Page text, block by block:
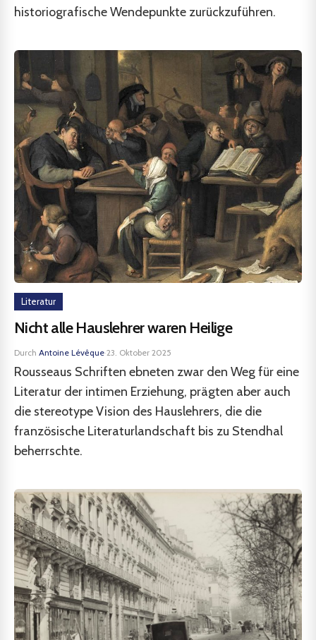
historiografische Wendepunkte zurückzuführen.
Literatur
Nicht alle Hauslehrer waren Heilige
Durch Antoine Lévêque·23. Oktober 2025
Rousseaus Schriften ebneten zwar den Weg für eine
Literatur der intimen Erziehung, prägten aber auch
die stereotype Vision des Hauslehrers, die die
französische Literaturlandschaft bis zu Stendhal
beherrschte.